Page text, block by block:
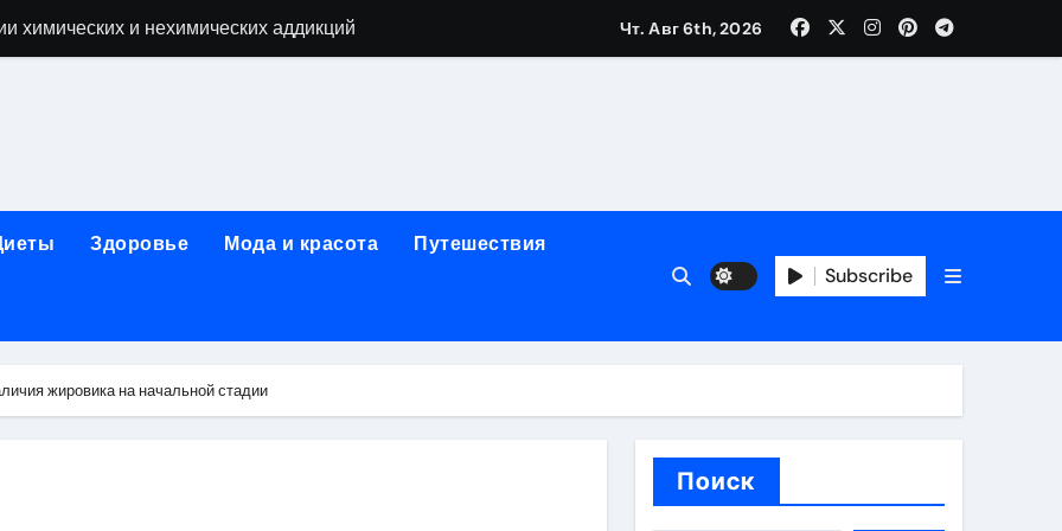
химических и нехимических аддикций
12 шагов, психотерапия, ресоциализация и оценка долгосрочных результатов при анонимном лечении
под ключ
крыла одного полёта
Чт. Авг 6th, 2026
Здоровье Мода и красота Путешествия
Subscribe
жировика на начальной стадии
Поиск